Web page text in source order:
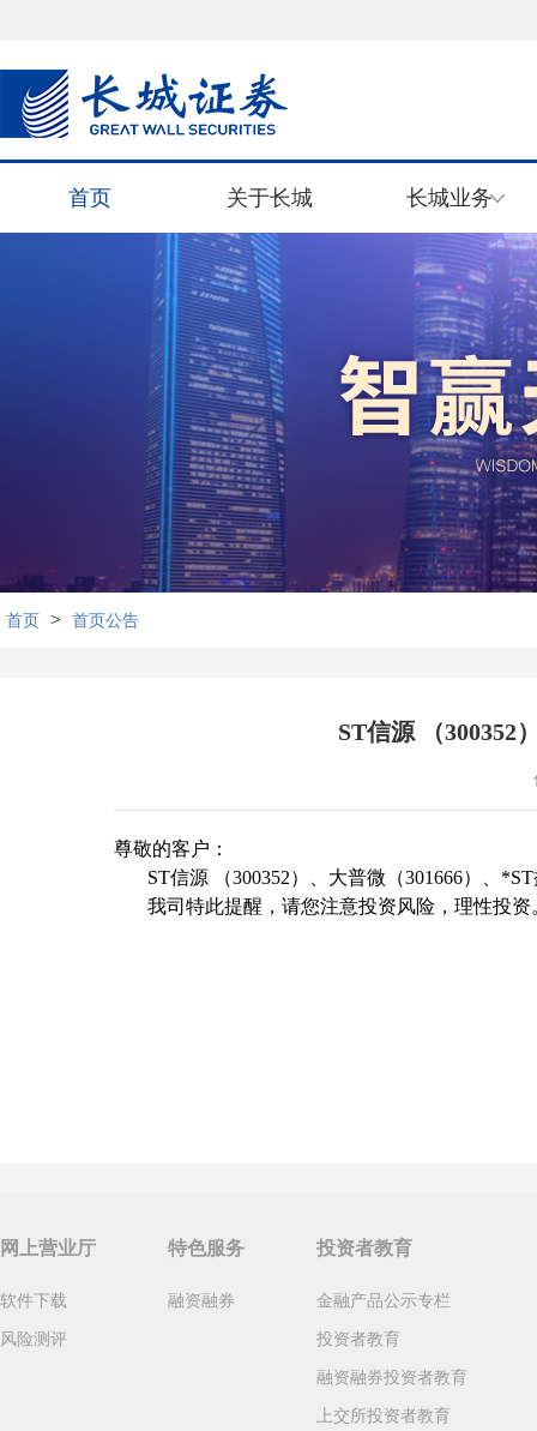
首页 关于长城 长城业务
首页 > 首页公告
ST信源 （300352
尊敬的客户：
ST信源 （300352）、大普微（301666）、*ST
我司特此提醒，请您注意投资风险，理性投资
网上营业厅
软件下载
风险测评
特色服务
融资融券
投资者教育
金融产品公示专栏
投资者教育
融资融券投资者教育
上交所投资者教育